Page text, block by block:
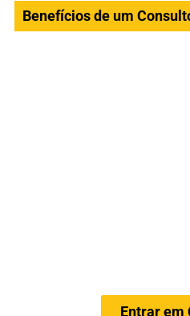
Benefícios de um
Entrar em